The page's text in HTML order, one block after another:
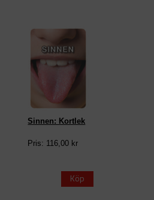
Sinnen: Kortlek
Pris: 116,00 kr
Köp